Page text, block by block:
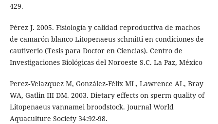
429.
Pérez J. 2005. Fisiología y calidad reproductiva de machos
de camarón blanco Litopenaeus schmitti en condiciones de
cautiverio (Tesis para Doctor en Ciencias). Centro de
Investigaciones Biológicas del Noroeste S.C. La Paz, México
Perez‐Velazquez M, González‐Félix ML, Lawrence AL, Bray
WA, Gatlin III DM. 2003. Dietary effects on sperm quality of
Litopenaeus vannamei broodstock. Journal World
Aquaculture Society 34:92-98.